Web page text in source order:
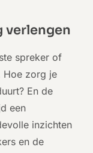
verlengen
spreker of
Hoe zorg je
En de
een
inzichten
en de